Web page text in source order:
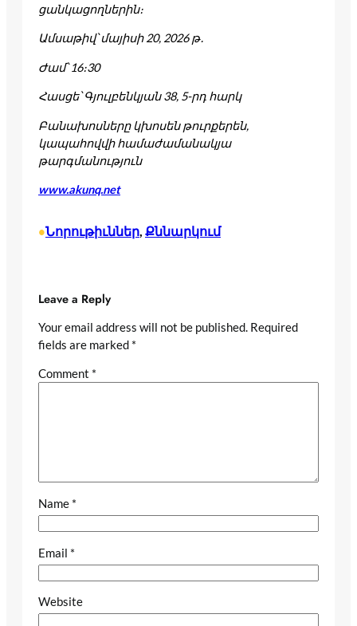
ցանկացողներին։
Ամսաթիվ՝ մայիսի 20, 2026 թ․
Ժամ՝ 16։30
Հասցե՝ Գյուլբենկյան 38, 5-րդ հարկ
Բանախոսները կխոսեն թուրքերեն,
կապահովվի համաժամանակյա
թարգմանություն
www.akunq.net
•Նորութիւններ, Քննարկում
Leave a Reply
Your email address will not be published. Required
fields are marked *
Comment *
Name *
Email *
Website